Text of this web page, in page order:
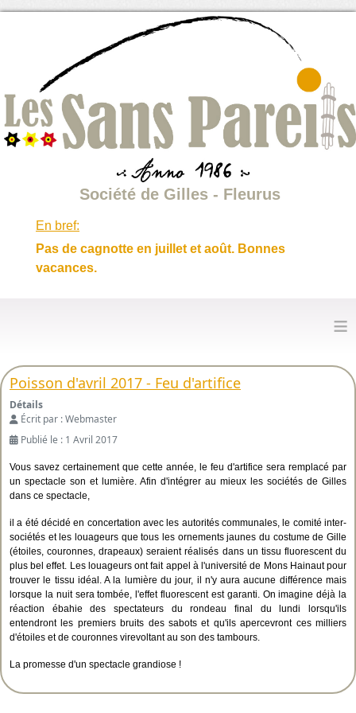
Société de Gilles - Fleurus
En bref:
Pas de cagnotte en juillet et août. Bonnes
vacances.
≡
Poisson d'avril 2017 - Feu d'artifice
Détails
Écrit par :Webmaster
Publié le : 1 Avril 2017
Vous savez certainement que cette année, le feu d'artifice sera remplacé par
un spectacle son et lumière. Afin d'intégrer au mieux les sociétés de Gilles
dans ce spectacle,
il a été décidé en concertation avec les autorités communales, le comité inter-
sociétés et les louageurs que tous les ornements jaunes du costume de Gille
(étoiles, couronnes, drapeaux) seraient réalisés dans un tissu fluorescent du
plus bel effet. Les louageurs ont fait appel à l'université de Mons Hainaut pour
trouver le tissu idéal. A la lumière du jour, il n'y aura aucune différence mais
lorsque la nuit sera tombée, l'effet fluorescent est garanti. On imagine déjà la
réaction ébahie des spectateurs du rondeau final du lundi lorsqu'ils
entendront les premiers bruits des sabots et qu'ils apercevront ces milliers
d'étoiles et de couronnes virevoltant au son des tambours.
La promesse d'un spectacle grandiose !